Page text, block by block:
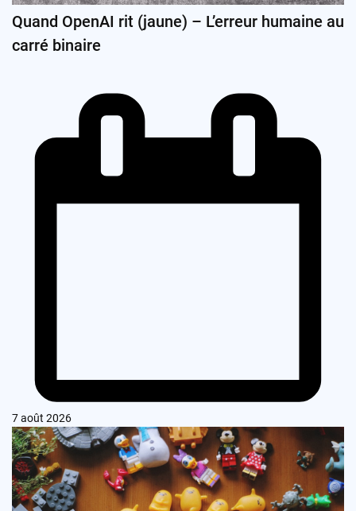
Quand OpenAI rit (jaune) – L’erreur humaine au
carré binaire
7 août 2026